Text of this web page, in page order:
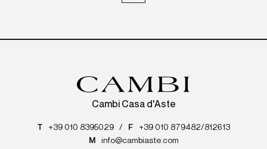
Cambi Casa d'Aste
T +39 010 8395029 / F
+39 010 879482/812613
M
info@cambiaste.com